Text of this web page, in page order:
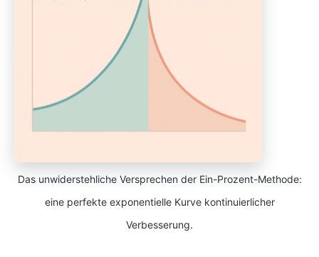
Das unwiderstehliche Versprechen der Ein-Prozent-Methode:
eine perfekte exponentielle Kurve kontinuierlicher
Verbesserung.